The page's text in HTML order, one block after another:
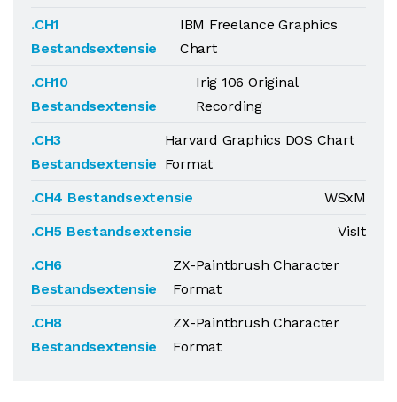
.CH1
Bestandsextensie
IBM Freelance Graphics
Chart
.CH10
Bestandsextensie
Irig 106 Original
Recording
.CH3
Bestandsextensie
Harvard Graphics DOS Chart
Format
.CH4 Bestandsextensie
WSxM
.CH5 Bestandsextensie
VisIt
.CH6
Bestandsextensie
ZX-Paintbrush Character
Format
.CH8
Bestandsextensie
ZX-Paintbrush Character
Format